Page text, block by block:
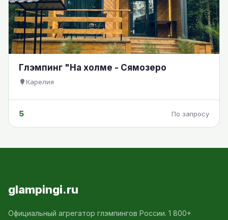
Глэмпинг "На холме - Сямозеро
Карелия
5 По запросу
glampingi.ru
Официальный агрегатор глэмпингов России. 1 800+